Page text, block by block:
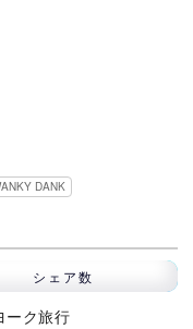
DANK
シェア数
ーク旅行